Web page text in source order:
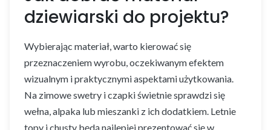
dziewiarski do projektu?
Wybierając materiał, warto kierować się
przeznaczeniem wyrobu, oczekiwanym efektem
wizualnym i praktycznymi aspektami użytkowania.
Na zimowe swetry i czapki świetnie sprawdzi się
wełna, alpaka lub mieszanki z ich dodatkiem. Letnie
topy i chusty będą najlepiej prezentować się w